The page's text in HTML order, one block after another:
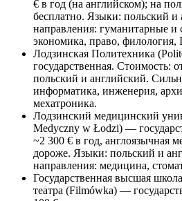
€ в год (на английском); на
бесплатно. Языки: польский
направления: гуманитарные и
экономика, право, филология,
Лодзинская Политехника
государственная. Стоимость:
польский и английский.
информатика, инженерия,
мехатроника.
Лодзинский медицинский
Medyczny w Łodzi) —
~2 300 € в год, англоязычная
дороже. Языки: польский и
направления: медицина,
Государственная высшая
театра (Filmówka) —